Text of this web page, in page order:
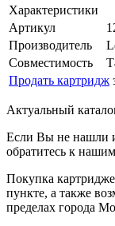
Характеристики
Артикул
Производитель
Совместимость
Продать картридж
Актуальный
Если Вы не нашли
обратитесь к
Покупка
пункте, а также
пределах города